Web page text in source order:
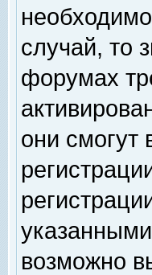
случай, то
форумах
они смогут
возможно